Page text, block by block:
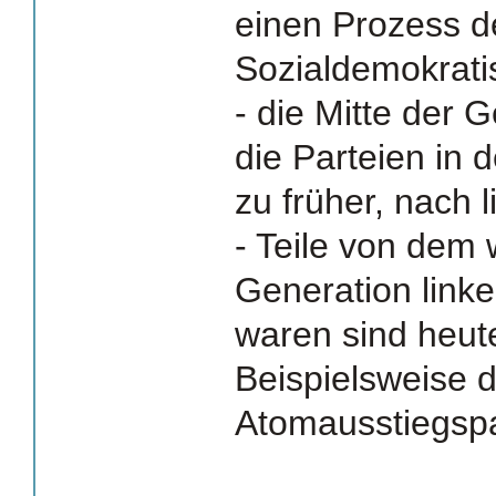
einen Prozess
- die Mitte der
die Parteien in
zu früher, nach
- Teile von dem
Generation
waren sind
Beispielsweise